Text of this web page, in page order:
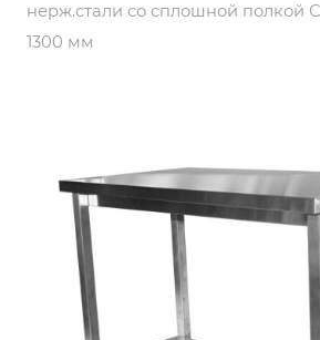
нерж.стали со сплошной полкой
1300 мм